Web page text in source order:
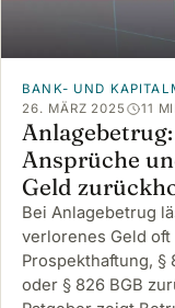
BANK- UND
26. MÄRZ 2025
11
Ansprüche
Geld
Bei Anlagebetrug
verlorenes Geld oft
Prospekthaftung, §
oder § 826 BGB